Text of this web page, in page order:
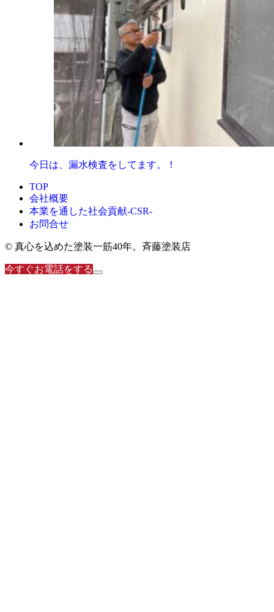
今日は、漏水検査をしてます。！
TOP
会社概要
本業を通した社会貢献-CSR-
お問合せ
© 真心を込めた塗装一筋40年。斉藤塗装店
今すぐお電話をする